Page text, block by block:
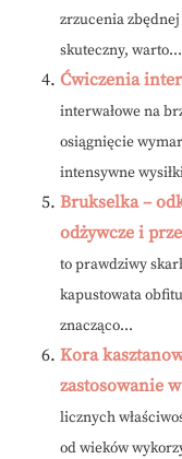
zrzucenia
skuteczny, warto...
Ćwiczenia
interwałowe na
osiągnięcie
intensywne
Brukselka –
odżywcze i
to prawdziwy
kapustowata
znacząco...
Kora
zastosowanie
licznych
od wieków